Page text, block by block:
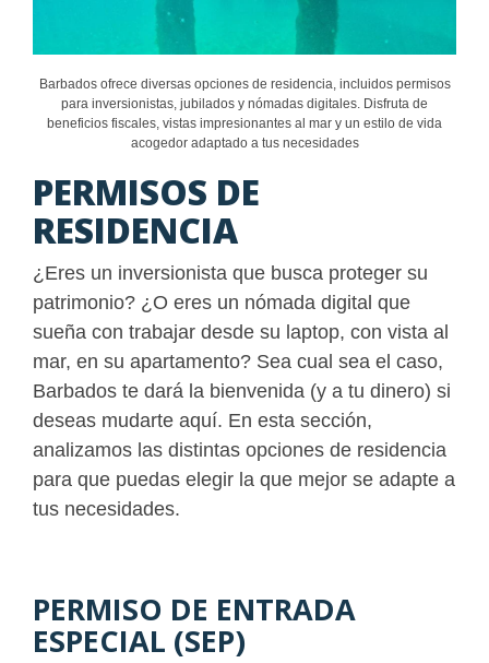
Barbados ofrece diversas opciones de residencia, incluidos permisos
para inversionistas, jubilados y nómadas digitales. Disfruta de
beneficios fiscales, vistas impresionantes al mar y un estilo de vida
acogedor adaptado a tus necesidades
PERMISOS DE
RESIDENCIA
¿Eres un inversionista que busca proteger su
patrimonio? ¿O eres un nómada digital que
sueña con trabajar desde su laptop, con vista al
mar, en su apartamento? Sea cual sea el caso,
Barbados te dará la bienvenida (y a tu dinero) si
deseas mudarte aquí. En esta sección,
analizamos las distintas opciones de residencia
para que puedas elegir la que mejor se adapte a
tus necesidades.
PERMISO DE ENTRADA
ESPECIAL (SEP)